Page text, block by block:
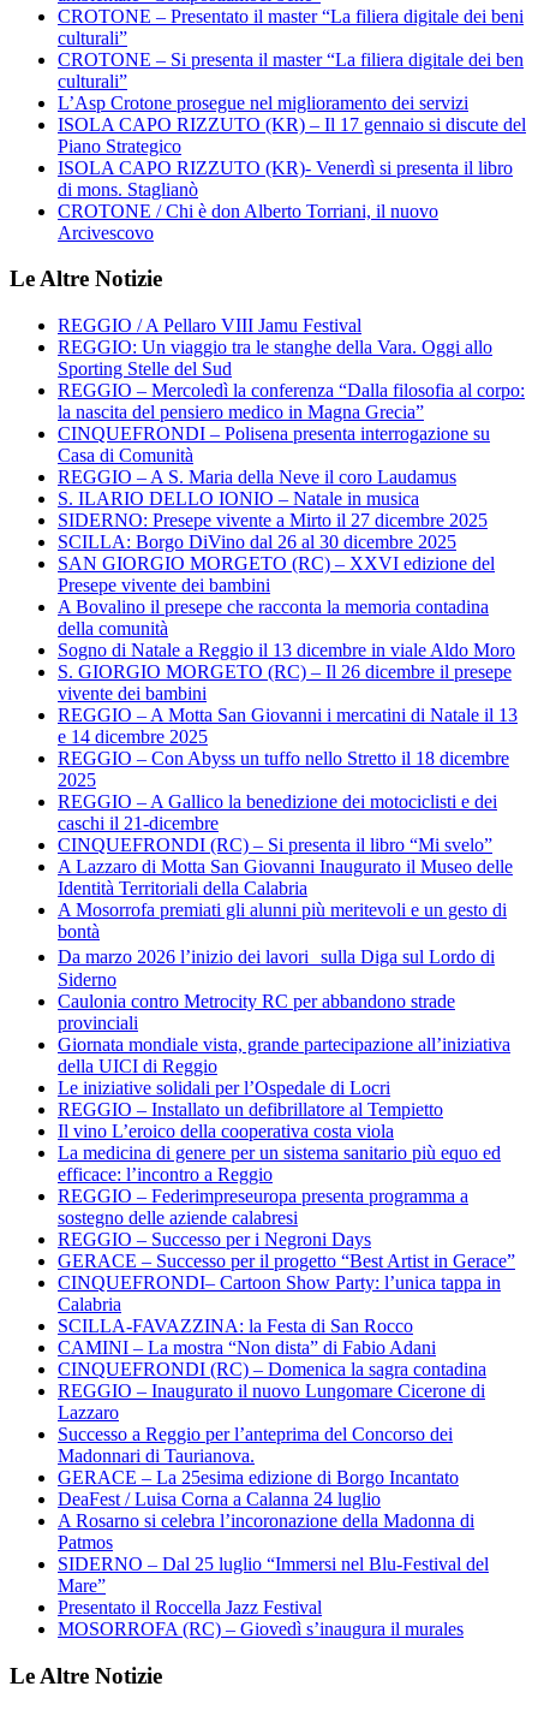
CROTONE – Presentato il master “La filiera digitale dei beni
culturali”
CROTONE – Si presenta il master “La filiera digitale dei ben
culturali”
L’Asp Crotone prosegue nel miglioramento dei servizi
ISOLA CAPO RIZZUTO (KR) – Il 17 gennaio si discute del
Piano Strategico
ISOLA CAPO RIZZUTO (KR)- Venerdì si presenta il libro
di mons. Staglianò
CROTONE / Chi è don Alberto Torriani, il nuovo
Arcivescovo
Le Altre Notizie
REGGIO / A Pellaro VIII Jamu Festival
REGGIO: Un viaggio tra le stanghe della Vara. Oggi allo
Sporting Stelle del Sud
REGGIO – Mercoledì la conferenza “Dalla filosofia al corpo:
la nascita del pensiero medico in Magna Grecia”
CINQUEFRONDI – Polisena presenta interrogazione su
Casa di Comunità
REGGIO – A S. Maria della Neve il coro Laudamus
S. ILARIO DELLO IONIO – Natale in musica
SIDERNO: Presepe vivente a Mirto il 27 dicembre 2025
SCILLA: Borgo DiVino dal 26 al 30 dicembre 2025
SAN GIORGIO MORGETO (RC) – XXVI edizione del
Presepe vivente dei bambini
A Bovalino il presepe che racconta la memoria contadina
della comunità
Sogno di Natale a Reggio il 13 dicembre in viale Aldo Moro
S. GIORGIO MORGETO (RC) – Il 26 dicembre il presepe
vivente dei bambini
REGGIO – A Motta San Giovanni i mercatini di Natale il 13
e 14 dicembre 2025
REGGIO – Con Abyss un tuffo nello Stretto il 18 dicembre
2025
REGGIO – A Gallico la benedizione dei motociclisti e dei
caschi il 21-dicembre
CINQUEFRONDI (RC) – Si presenta il libro “Mi svelo”
A Lazzaro di Motta San Giovanni Inaugurato il Museo delle
Identità Territoriali della Calabria
A Mosorrofa premiati gli alunni più meritevoli e un gesto di
bontà
Da marzo 2026 l’inizio dei lavori sulla Diga sul Lordo di
Siderno
Caulonia contro Metrocity RC per abbandono strade
provinciali
Giornata mondiale vista, grande partecipazione all’iniziativa
della UICI di Reggio
Le iniziative solidali per l’Ospedale di Locri
REGGIO – Installato un defibrillatore al Tempietto
Il vino L’eroico della cooperativa costa viola
La medicina di genere per un sistema sanitario più equo ed
efficace: l’incontro a Reggio
REGGIO – Federimpreseuropa presenta programma a
sostegno delle aziende calabresi
REGGIO – Successo per i Negroni Days
GERACE – Successo per il progetto “Best Artist in Gerace”
CINQUEFRONDI– Cartoon Show Party: l’unica tappa in
Calabria
SCILLA-FAVAZZINA: la Festa di San Rocco
CAMINI – La mostra “Non dista” di Fabio Adani
CINQUEFRONDI (RC) – Domenica la sagra contadina
REGGIO – Inaugurato il nuovo Lungomare Cicerone di
Lazzaro
Successo a Reggio per l’anteprima del Concorso dei
Madonnari di Taurianova.
GERACE – La 25esima edizione di Borgo Incantato
DeaFest / Luisa Corna a Calanna 24 luglio
A Rosarno si celebra l’incoronazione della Madonna di
Patmos
SIDERNO – Dal 25 luglio “Immersi nel Blu-Festival del
Mare”
Presentato il Roccella Jazz Festival
MOSORROFA (RC) – Giovedì s’inaugura il murales
Le Altre Notizie